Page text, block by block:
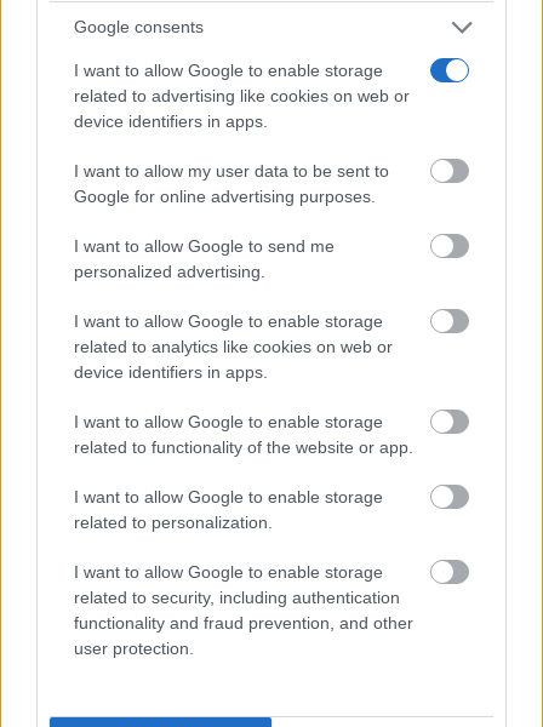
Google consents
I want to allow Google to enable storage
related to advertising like cookies on web or
device identifiers in apps.
I want to allow my user data to be sent to
Google for online advertising purposes.
I want to allow Google to send me
personalized advertising.
I want to allow Google to enable storage
related to analytics like cookies on web or
device identifiers in apps.
I want to allow Google to enable storage
related to functionality of the website or app.
I want to allow Google to enable storage
related to personalization.
I want to allow Google to enable storage
related to security, including authentication
functionality and fraud prevention, and other
user protection.
Cuidado con este hábito
¿Y si el problema no fuera el estrés, sino un hábito